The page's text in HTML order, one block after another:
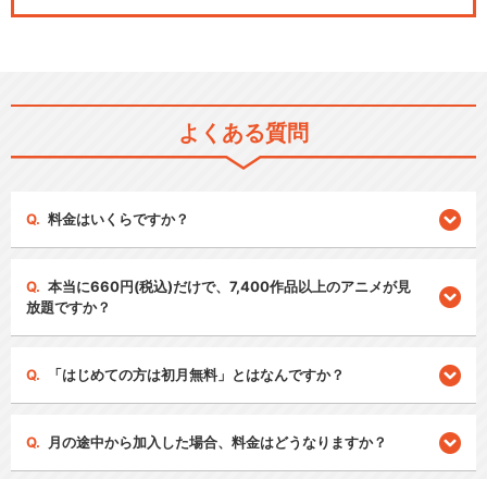
よくある質問
料金はいくらですか？
本当に660円(税込)だけで、7,400作品以上のアニメが見
放題ですか？
「はじめての方は初月無料」とはなんですか？
月の途中から加入した場合、料金はどうなりますか？